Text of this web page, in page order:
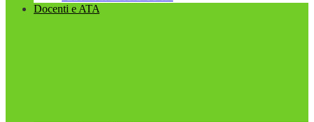
Docenti e ATA